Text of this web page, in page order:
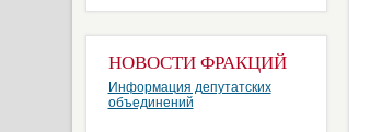
НОВОСТИ ФРАКЦИЙ
Информация депутатских
объединений